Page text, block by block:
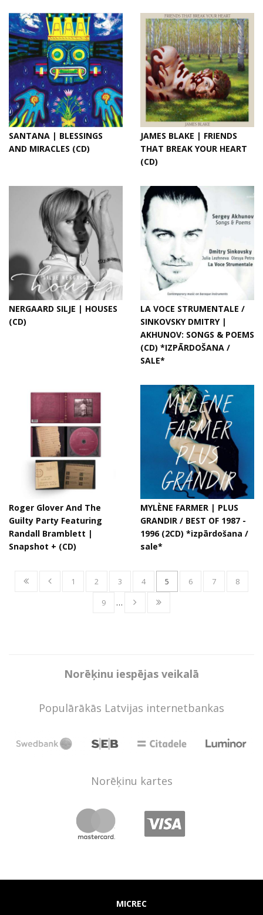
SANTANA | BLESSINGS
AND MIRACLES (CD)
JAMES BLAKE | FRIENDS
THAT BREAK YOUR HEART
(CD)
NERGAARD SILJE | HOUSES
(CD)
LA VOCE STRUMENTALE /
SINKOVSKY DMITRY |
AKHUNOV: SONGS & POEMS
(CD) *IZPĀRDOŠANA /
SALE*
Roger Glover And The
Guilty Party Featuring
Randall Bramblett |
Snapshot + (CD)
MYLÈNE FARMER | PLUS
GRANDIR / BEST OF 1987 -
1996 (2CD) *izpārdošana /
sale*
1 2 3 4 5 6 7
8
9
…
Norēķinu iespējas veikalā
Populārākās Latvijas internetbankas
Norēķinu kartes
MICREC